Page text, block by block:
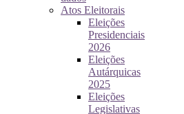
Atos Eleitorais
Eleições
Presidenciais
2026
Eleições
Autárquicas
2025
Eleições
Legislativas